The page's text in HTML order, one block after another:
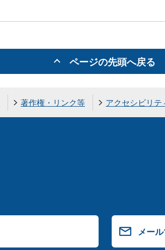
ページの先頭へ戻る
著作権・リンク等 アクセシビリテ
メー